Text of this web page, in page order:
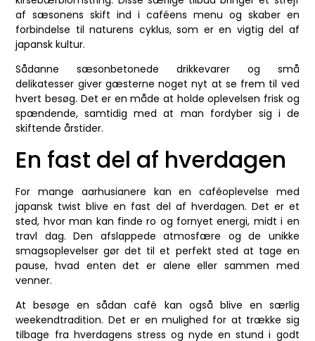
af sæsonens skift ind i caféens menu og skaber en
forbindelse til naturens cyklus, som er en vigtig del af
japansk kultur.
Sådanne sæsonbetonede drikkevarer og små
delikatesser giver gæsterne noget nyt at se frem til ved
hvert besøg. Det er en måde at holde oplevelsen frisk og
spændende, samtidig med at man fordyber sig i de
skiftende årstider.
En fast del af hverdagen
For mange aarhusianere kan en caféoplevelse med
japansk twist blive en fast del af hverdagen. Det er et
sted, hvor man kan finde ro og fornyet energi, midt i en
travl dag. Den afslappede atmosfære og de unikke
smagsoplevelser gør det til et perfekt sted at tage en
pause, hvad enten det er alene eller sammen med
venner.
At besøge en sådan café kan også blive en særlig
weekendtradition. Det er en mulighed for at trække sig
tilbage fra hverdagens stress og nyde en stund i godt